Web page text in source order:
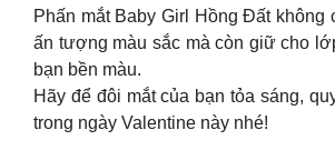
Phấn mắt Baby Girl Hồng Đất không
ấn tượng màu sắc mà còn giữ cho
bạn bền màu.
Hãy để đôi mắt của bạn tỏa sáng,
trong ngày Valentine này nhé!